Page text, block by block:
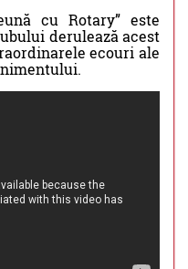
cu Rotary” este
derulează acest
ecouri ale